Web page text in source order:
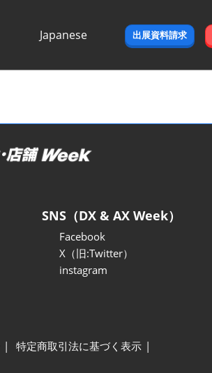
Japanese
出展資料請求
SNS（DX & AX Week）
Facebook
X（旧:Twitter）
instagram
特定商取引法に基づく表示